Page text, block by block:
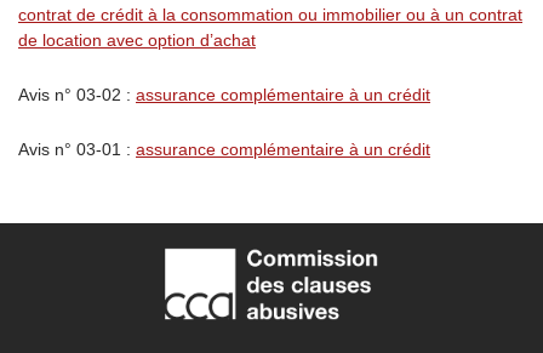
contrat de crédit à la consommation ou immobilier ou à un contrat
de location avec option d’achat
Avis n° 03-02 : assurance complémentaire à un crédit
Avis n° 03-01 : assurance complémentaire à un crédit